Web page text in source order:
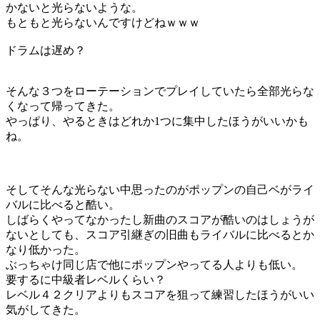
かないと光らないような。
もともと光らないんですけどねｗｗｗ
ドラムは遅め？
そんな３つをローテーションでプレイしていたら全部光らな
くなって帰ってきた。
やっぱり、やるときはどれか1つに集中したほうがいいかも
ね。
そしてそんな光らない中思ったのがポップンの自己ベがライ
バルに比べると酷い。
しばらくやってなかったし新曲のスコアが酷いのはしょうが
ないとしても、スコア引継ぎの旧曲もライバルに比べるとか
なり低かった。
ぶっちゃけ同じ店で他にポップンやってる人よりも低い。
要するに中級者レベルくらい？
レベル４２クリアよりもスコアを狙って練習したほうがいい
気がしてきた。